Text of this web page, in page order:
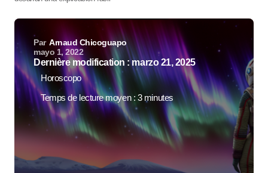
Par Arnaud Chicoguapo
mayo 1, 2022
Dernière modification : marzo 21, 2025
Horoscopo
Temps de lecture moyen : 3 minutes